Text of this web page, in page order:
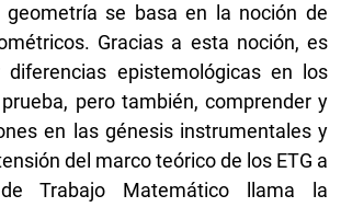
se basa en la noción de
Gracias a esta noción, es
diferencias epistemológicas en los
pero también, comprender y
en las génesis instrumentales y
del marco teórico de los ETG a
Trabajo Matemático llama la